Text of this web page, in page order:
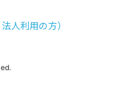
人利用の方）